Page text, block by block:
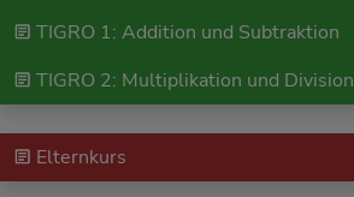
TIGRO 1: Addition und Subtraktion
TIGRO 2: Multiplikation und Division
Elternkurs